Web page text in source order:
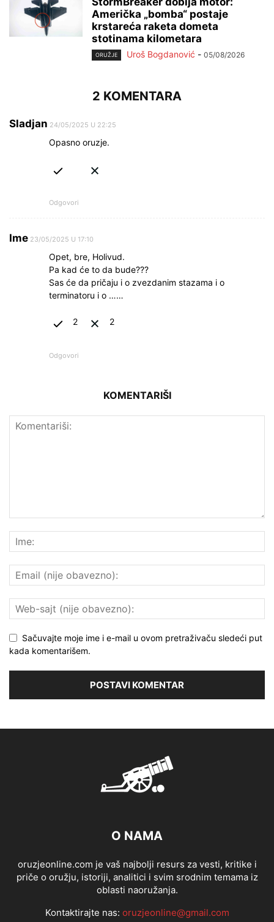
Američka „bomba“ postaje
krstareća raketa dometa
stotinama kilometara
ORUŽJE Uroš Bogdanović - 05/08/2026
2 KOMENTARA
Sladjan 24/05/2025 U 22:25
Opasno oruzje.
Odgovori
Ime 23/05/2025 U 17:10
Opet, bre, Holivud.
Pa kad će to da bude???
Sas će da pričaju i o zvezdanim stazama i o
terminatoru i o ……
2 2
Odgovori
KOMENTARIŠI
Sačuvajte moje ime i e-mail u ovom pretraživaču sledeći put
kada komentarišem.
O NAMA
oruzjeonline.com je vaš najbolji resurs za vesti, kritike i
priče o oružju, istoriji, analitici i svim srodnim temama iz
oblasti naoružanja.
Kontaktirajte nas: oruzjeonline@gmail.com